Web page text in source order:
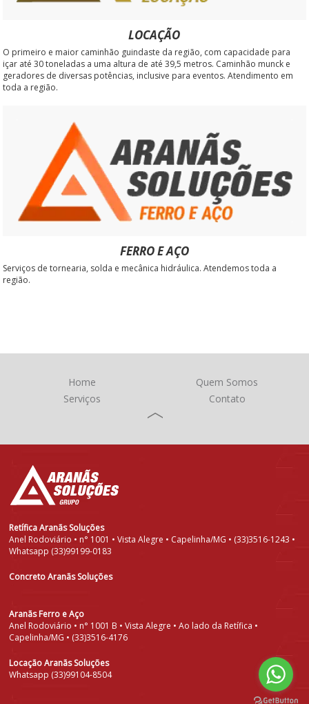
LOCAÇÃO
O primeiro e maior caminhão guindaste da região, com capacidade para
içar até 30 toneladas a uma altura de até 39,5 metros. Caminhão munck e
geradores de diversas potências, inclusive para eventos. Atendimento em
toda a região.
FERRO E AÇO
Serviços de tornearia, solda e mecânica hidráulica. Atendemos toda a
região.
Home
Quem Somos
Serviços
Contato
Retífica Aranãs Soluções
Anel Rodoviário • n° 1001 • Vista Alegre • Capelinha/MG • (33)3516-1243 •
Whatsapp (33)99199-0183
Concreto Aranãs Soluções
Aranãs Ferro e Aço
Anel Rodoviário • n° 1001 B • Vista Alegre • Ao lado da Retífica •
Capelinha/MG • (33)3516-4176
Locação Aranãs Soluções
Whatsapp (33)99104-8504